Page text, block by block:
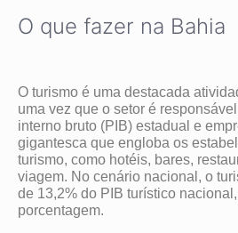
O que fazer na Bahia
O turismo é uma destacada
uma vez que o setor é
interno bruto (PIB) estadual e
gigantesca que engloba os
turismo, como hotéis, bares,
viagem. No cenário nacional, o
de 13,2% do PIB turístico
porcentagem.